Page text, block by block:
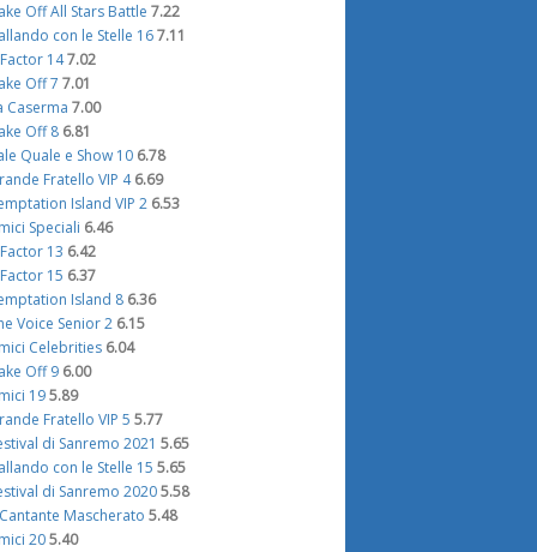
Off All Stars Battle 7.22
con le Stelle 16 7.11
147.02
Off 7 7.01
Caserma 7.00
Off 8 6.81
Quale e Show 10 6.78
Fratello VIP 4 6.69
Island VIP 2 6.53
Speciali 6.46
13 6.42
15 6.37
Island 8 6.36
Voice Senior 2 6.15
Celebrities 6.04
Off 9 6.00
19 5.89
Fratello VIP 5 5.77
di Sanremo 2021 5.65
con le Stelle 15 5.65
di Sanremo 2020 5.58
Mascherato 5.48
20 5.40